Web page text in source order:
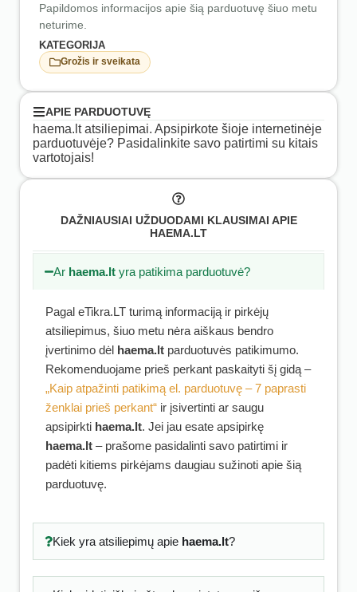
Papildomos informacijos apie šią parduotuvę šiuo metu
neturime.
KATEGORIJA
Grožis ir sveikata
APIE PARDUOTUVĘ
haema.lt atsiliepimai. Apsipirkote šioje internetinėje
parduotuvėje? Pasidalinkite savo patirtimi su kitais
vartotojais!
DAŽNIAUSIAI UŽDUODAMI KLAUSIMAI APIE
HAEMA.LT
Ar haema.lt yra patikima parduotuvė?
Pagal eTikra.LT turimą informaciją ir pirkėjų
atsiliepimus, šiuo metu nėra aiškaus bendro
įvertinimo dėl haema.lt parduotuvės patikimumo.
Rekomenduojame prieš perkant paskaityti šį gidą –
„Kaip atpažinti patikimą el. parduotuvę – 7 paprasti
ženklai prieš perkant“ ir įsivertinti ar saugu
apsipirkti haema.lt. Jei jau esate apsipirkę
haema.lt – prašome pasidalinti savo patirtimi ir
padėti kitiems pirkėjams daugiau sužinoti apie šią
parduotuvę.
Kiek yra atsiliepimų apie haema.lt?